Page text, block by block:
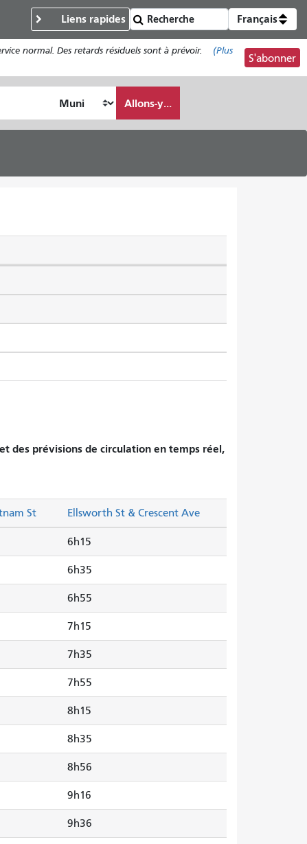
Liens rapides Français
normal. Des retards résiduels sont à prévoir.
(Plus
S'abonner
Allons-y...
des prévisions de circulation en temps réel,
St Ellsworth St & Crescent Ave
6h15
6h35
6h55
7h15
7h35
7h55
8h15
8h35
8h56
9h16
9h36